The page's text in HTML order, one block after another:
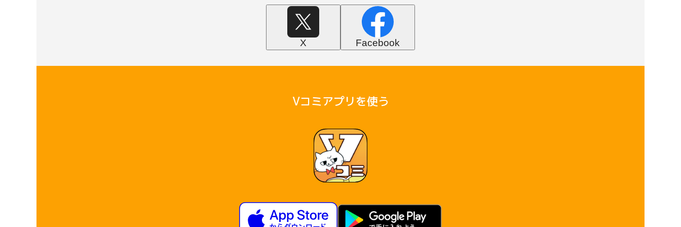
X Facebook
Vコミアプリを使う